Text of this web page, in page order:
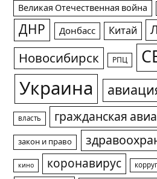
Великая Отечественная война
ДНР Донбасс Китай
Новосибирск РПЦ
Украина
власть гражданская
закон и право
кино коронавирус